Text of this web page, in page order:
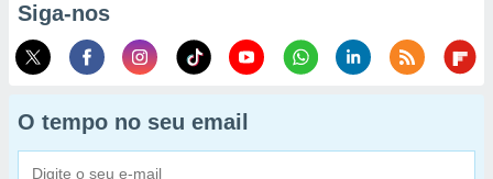
Siga-nos
O tempo no seu email